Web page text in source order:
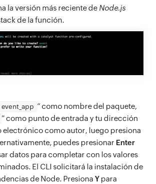
la versión más reciente de Node.js
de la función.
event_app ” como nombre del paquete,
” como punto de entrada y tu dirección
electrónico como autor, luego presiona
puedes presionar Enter
datos para completar con los valores
El CLI solicitará la instalación de
de Node. Presiona Y para